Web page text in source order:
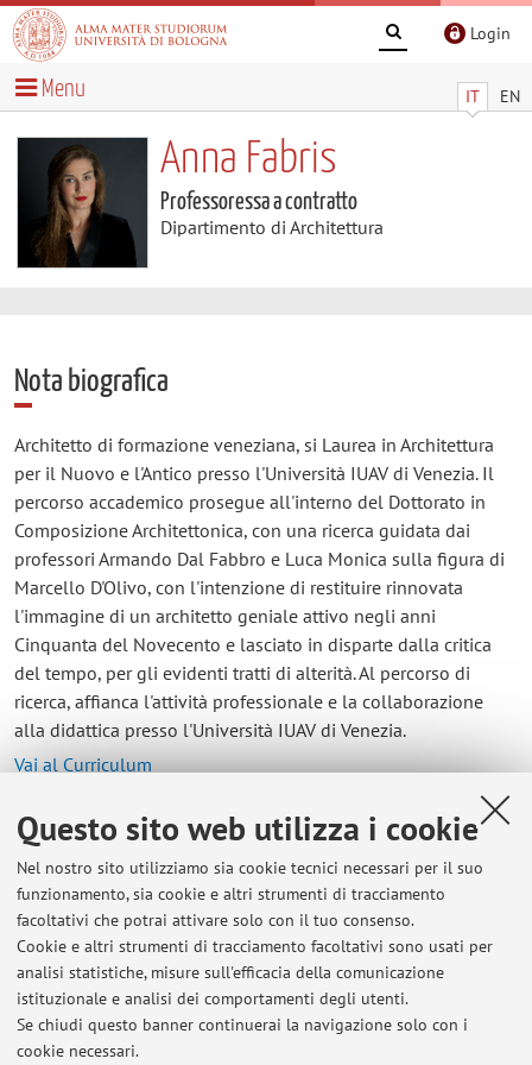
Questo sito web utilizza i cookie
Nel nostro sito utilizziamo sia cookie tecnici necessari per il suo
funzionamento, sia cookie e altri strumenti di tracciamento
facoltativi che potrai attivare solo con il tuo consenso.
Cookie e altri strumenti di tracciamento facoltativi sono usati per
analisi statistiche, misure sull'efficacia della comunicazione
istituzionale e analisi dei comportamenti degli utenti.
Se chiudi questo banner continuerai la navigazione solo con i
cookie necessari.
Login
IT EN
Menu
Anna Fabris
Professoressa a contratto
Dipartimento di Architettura
Nota biografica
Architetto di formazione veneziana, si Laurea in Architettura
per il Nuovo e l'Antico presso l'Università IUAV di Venezia. Il
percorso accademico prosegue all'interno del Dottorato in
Composizione Architettonica, con una ricerca guidata dai
professori Armando Dal Fabbro e Luca Monica sulla figura di
Marcello D'Olivo, con l'intenzione di restituire rinnovata
l'immagine di un architetto geniale attivo negli anni
Cinquanta del Novecento e lasciato in disparte dalla critica
del tempo, per gli evidenti tratti di alterità. Al percorso di
ricerca, affianca l'attività professionale e la collaborazione
alla didattica presso l'Università IUAV di Venezia.
Vai al Curriculum
Contatti
E-mail: anna.fabris2@unibo.it
Dipartimento di Architettura
Viale del Risorgimento 2, Bologna -
Vai alla mappa